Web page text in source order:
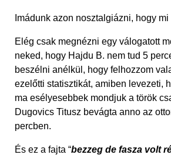
Imádunk azon nosztalgiázni, hogy mi
Elég csak megnézni egy válogatott
neked, hogy Hajdu B. nem tud 5
beszélni anélkül, hogy felhozzom
ezelőtti statisztikát, amiben levezeti,
ma esélyesebbek mondjuk a török
Dugovics Titusz bevágta anno az
percben.
És ez a fajta “bezzeg de fasza volt